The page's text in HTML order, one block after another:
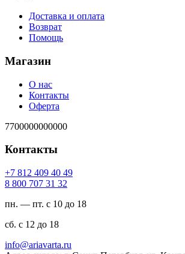
Доставка и оплата
Возврат
Помощь
Магазин
О нас
Контакты
Оферта
7700000000000
Контакты
94 04 904 218 7+
23 13 707 008 8
пн. — пт. с 10 до 18
сб. с 12 до 18
ur.atravaira@ofni